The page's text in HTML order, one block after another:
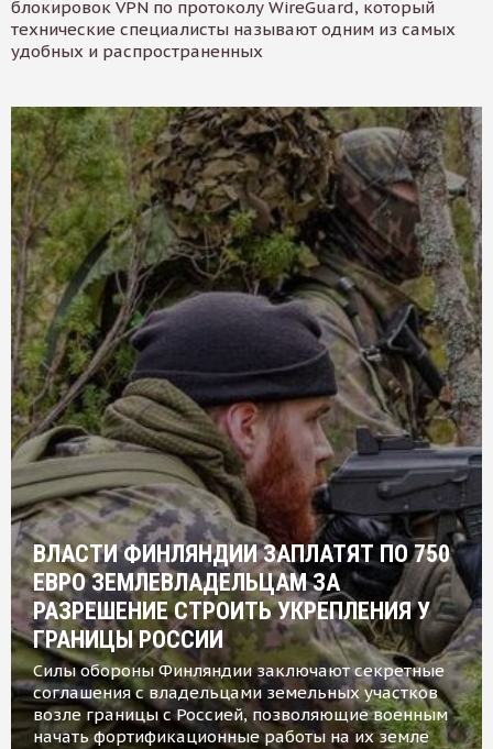
блокировок VPN по протоколу WireGuard, который
технические специалисты называют одним из самых
удобных и распространенных
ВЛАСТИ ФИНЛЯНДИИ ЗАПЛАТЯТ ПО 750
ЕВРО ЗЕМЛЕВЛАДЕЛЬЦАМ ЗА
РАЗРЕШЕНИЕ СТРОИТЬ УКРЕПЛЕНИЯ У
ГРАНИЦЫ РОССИИ
Силы обороны Финляндии заключают секретные
соглашения с владельцами земельных участков
возле границы с Россией, позволяющие военным
начать фортификационные работы на их земле